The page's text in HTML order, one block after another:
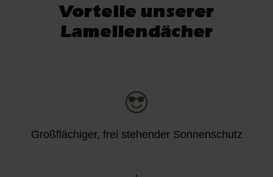
Vorteile unserer
Lamellendächer
Großflächiger, frei stehender Sonnenschutz